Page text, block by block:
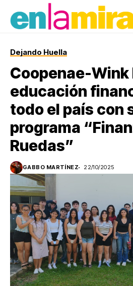
Dejando Huella
Coopenae-Wink
educación
todo el país con
programa
Ruedas”
GABBO MARTÍNEZ 22/10/2025